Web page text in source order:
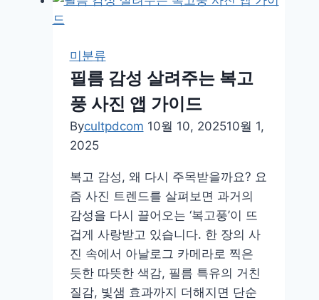
를
러
리
스
라
비
교
및
추
천
미분류
필름 감성 살려주는 복고
풍 사진 앱 가이드
Bycultpdcom 10월 10, 202510월 1,
2025
복고 감성, 왜 다시 주목받을까요? 요
즘 사진 트렌드를 살펴보면 과거의
감성을 다시 끌어오는 ‘복고풍’이 뜨
겁게 사랑받고 있습니다. 한 장의 사
진 속에서 아날로그 카메라로 찍은
듯한 따뜻한 색감, 필름 특유의 거친
질감, 빛샘 효과까지 더해지면 단순